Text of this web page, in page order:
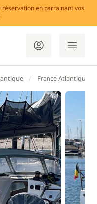
en parrainant vos
France Atlantique